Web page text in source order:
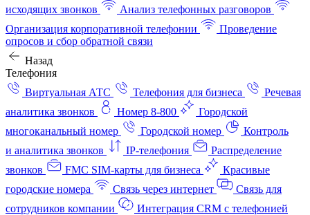
исходящих звонков
Анализ телефонных разговоров
Организация корпоративной телефонии
Проведение
опросов и сбор обратной связи
Назад
Телефония
Виртуальная АТС
Телефония для бизнеса
Речевая
аналитика звонков
Номер 8-800
Городской
многоканальный номер
Городской номер
Контроль
и аналитика звонков
IP-телефония
Распределение
звонков
FMC SIM-карты для бизнеса
Красивые
городские номера
Связь через интернет
Связь для
сотрудников компании
Интеграция CRM с телефонией